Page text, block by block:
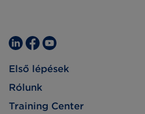
Első lépések
Rólunk
Training Center